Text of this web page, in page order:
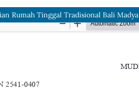
Rumah Tinggal Tradisional Bali Madya